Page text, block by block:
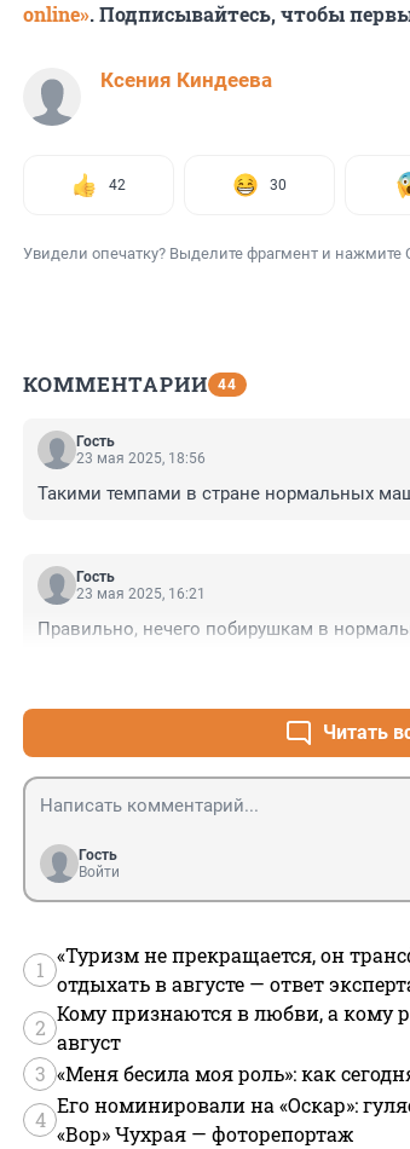
online». Подписывайтесь, чтобы
Ксения Киндеева
42 30
Увидели опечатку? Выделите фрагмент и нажмите
КОММЕНТАРИИ 44
Гость
23 мая 2025, 18:56
Такими темпами в стране нормальных
Гость
23 мая 2025, 16:21
Правильно, нечего побирушкам в
Читать
Гость
Войти
1
«Туризм не прекращается, он
отдыхать в августе — ответ
2
Кому признаются в любви, а кому
август
3 «Меня бесила моя роль»: как
4
Его номинировали на «Оскар»:
«Вор» Чухрая — фоторепортаж